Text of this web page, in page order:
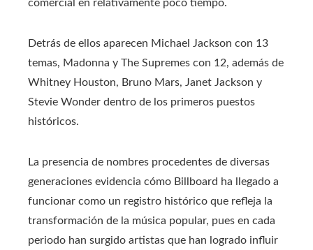
comercial en relativamente poco tiempo.
Detrás de ellos aparecen Michael Jackson con 13
temas, Madonna y The Supremes con 12, además de
Whitney Houston, Bruno Mars, Janet Jackson y
Stevie Wonder dentro de los primeros puestos
históricos.
La presencia de nombres procedentes de diversas
generaciones evidencia cómo Billboard ha llegado a
funcionar como un registro histórico que refleja la
transformación de la música popular, pues en cada
periodo han surgido artistas que han logrado influir